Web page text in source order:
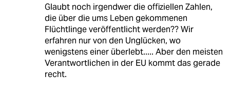
Glaubt noch irgendwer die offiziellen Zahlen,
die über die ums Leben gekommenen
Flüchtlinge veröffentlicht werden?? Wir
erfahren nur von den Unglücken, wo
wenigstens einer überlebt..... Aber den meisten
Verantwortlichen in der EU kommt das gerade
recht.